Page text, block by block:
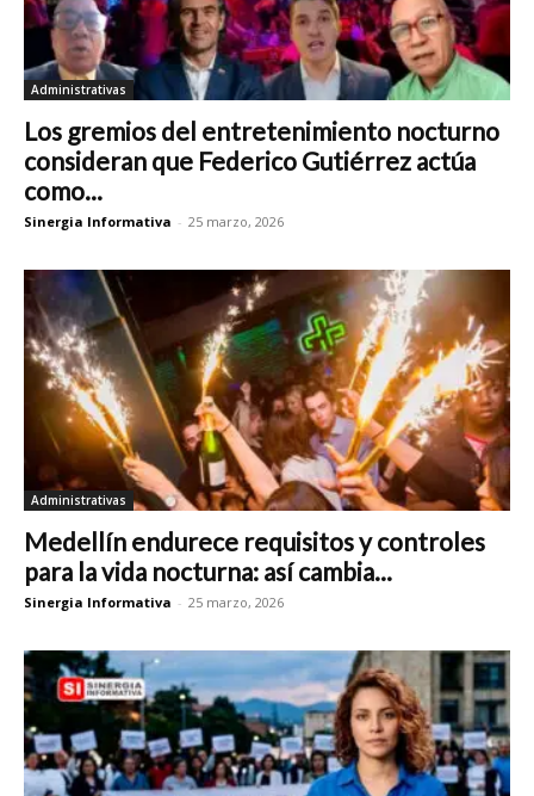
Administrativas
Los gremios del entretenimiento nocturno
consideran que Federico Gutiérrez actúa
como...
Sinergia Informativa - 25 marzo, 2026
Administrativas
Medellín endurece requisitos y controles
para la vida nocturna: así cambia...
Sinergia Informativa - 25 marzo, 2026